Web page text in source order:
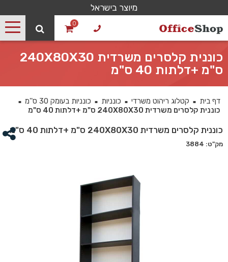
מיוצר בישראל
0
כוננית קלסרים משרדית 240X80X30
ס"מ +דלתות 40 ס"מ
דף בית ■ קטלוג ריהוט משרדי ■ כונניות ■ כונניות בעומק 30 ס''מ ■
כוננית קלסרים משרדית 240X80X30 ס"מ +דלתות 40 ס"מ
כוננית קלסרים משרדית 240X80X30 ס"מ +דלתות 40 ס"מ
מק"ט: 3884